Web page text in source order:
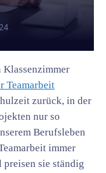
Klassenzimmer
Teamarbeit
zurück, in der
nur so
Berufsleben
immer
sie ständig